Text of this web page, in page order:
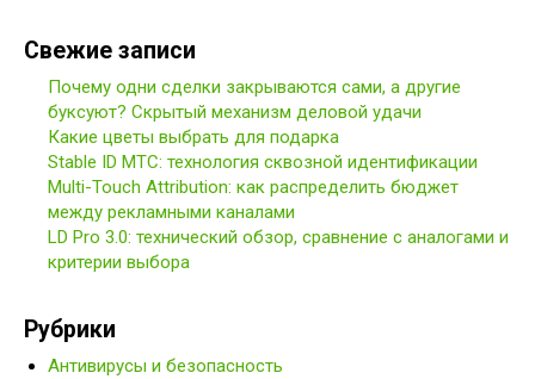
Свежие записи
Почему одни сделки закрываются сами, а другие
буксуют? Скрытый механизм деловой удачи
Какие цветы выбрать для подарка
Stable ID МТС: технология сквозной идентификации
Multi-Touch Attribution: как распределить бюджет
между рекламными каналами
LD Pro 3.0: технический обзор, сравнение с аналогами и
критерии выбора
Рубрики
Антивирусы и безопасность